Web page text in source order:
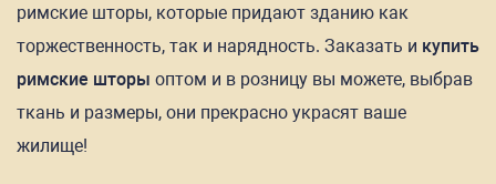
римские шторы, которые придают зданию как
торжественность, так и нарядность. Заказать и купить
римские шторы оптом и в розницу вы можете, выбрав
ткань и размеры, они прекрасно украсят ваше
жилище!